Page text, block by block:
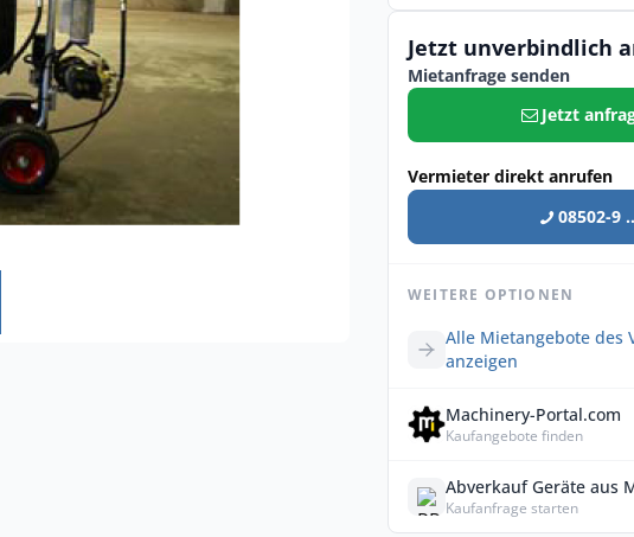
Jetzt unverbindlich
Mietanfrage senden
Jetzt
Vermieter direkt anrufen
08502-9
WEITERE OPTIONEN
Alle Mietangebote des
anzeigen
Machinery-Portal.com
Kaufangebote finden
Abverkauf Geräte aus
Kaufanfrage starten